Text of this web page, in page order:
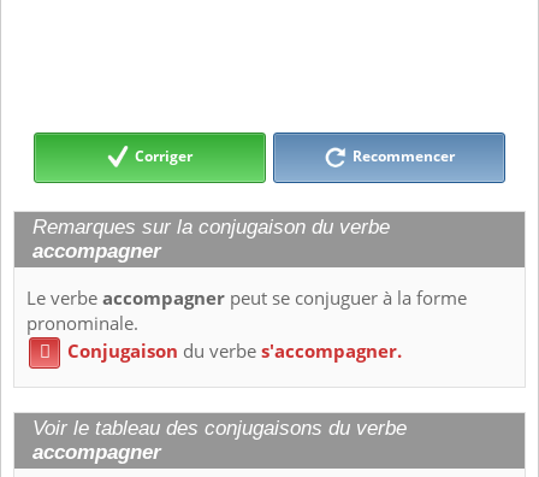
Corriger Recommencer
Remarques sur la conjugaison du verbe
accompagner
Le verbeaccompagner peut se conjuguer à la forme
pronominale.
 Conjugaison du verbes'accompagner.
Voir le tableau des conjugaisons du verbe
accompagner